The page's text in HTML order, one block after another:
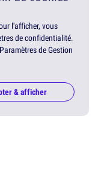
l'afficher, vous
de confidentialité.
de Gestion
& afficher